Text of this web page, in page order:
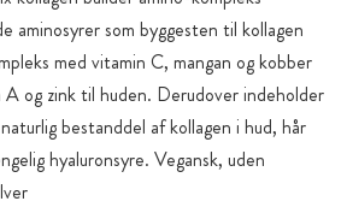
aminosyrer som byggesten til kollagen
med vitamin C, mangan og kobber
og zink til huden. Derudover indeholder
bestanddel af kollagen i hud, hår
hyaluronsyre. Vegansk, uden